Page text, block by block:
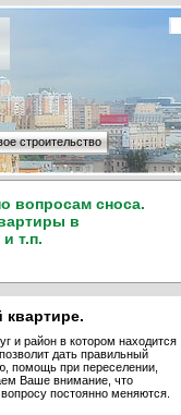
строительство
вопросам сноса.
в
т.п.
квартире.
и район в котором находится
дать правильный
помощь при переселении,
Ваше внимание, что
постоянно меняются.